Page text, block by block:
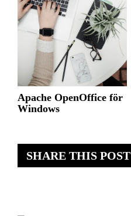
SHARE THIS POST
Apache OpenOffice för
Windows